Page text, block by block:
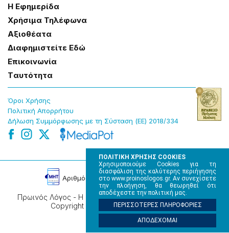
ΠΟΛΙΤΙΚΗ ΧΡΗΣΗΣ COOKIES
Χρησιμοποιούμε Cookies για τη
διασφάλιση της καλύτερης περιήγησης
στο www.proinoslogos.gr. Αν συνεχίσετε
την πλοήγηση, θα θεωρηθεί ότι
αποδέχεστε την πολιτική μας.
ΠΕΡΙΣΣΟΤΕΡΕΣ ΠΛΗΡΟΦΟΡΙΕΣ
ΑΠΟΔΕΧΟΜΑΙ
Η Εφημερίδα
Χρήσɩμα Τηλέφωνα
Αξɩοθέατα
Δɩαφημɩστείτε Εδώ
Επɩκοɩνωνία
Tαυτότητα
Όροɩ Χρήσης
Πολɩτɩκή Απορρήτου
Δήλωση Συμμόρφωσης με τη Σύσταση (ΕΕ) 2018/334
Πρωινός Λόγος - Η καθημερινή εφημερίδα της Ηπείρου,
Copyright © 2026, All rights reserved.
Αρɩθμός Πɩστοποίησης Μ.Η.Τ. 220242